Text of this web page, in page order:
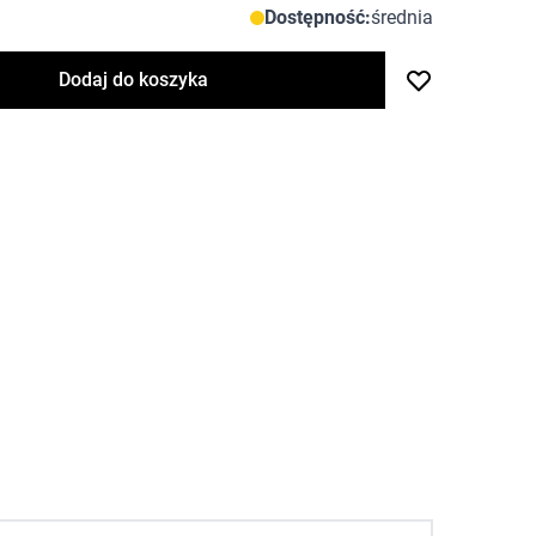
Dostępność:średnia
Dodaj do koszyka